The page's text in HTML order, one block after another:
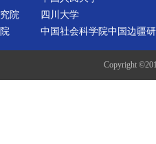
院
四川大学
中国社会科学院中国边疆
Copyright